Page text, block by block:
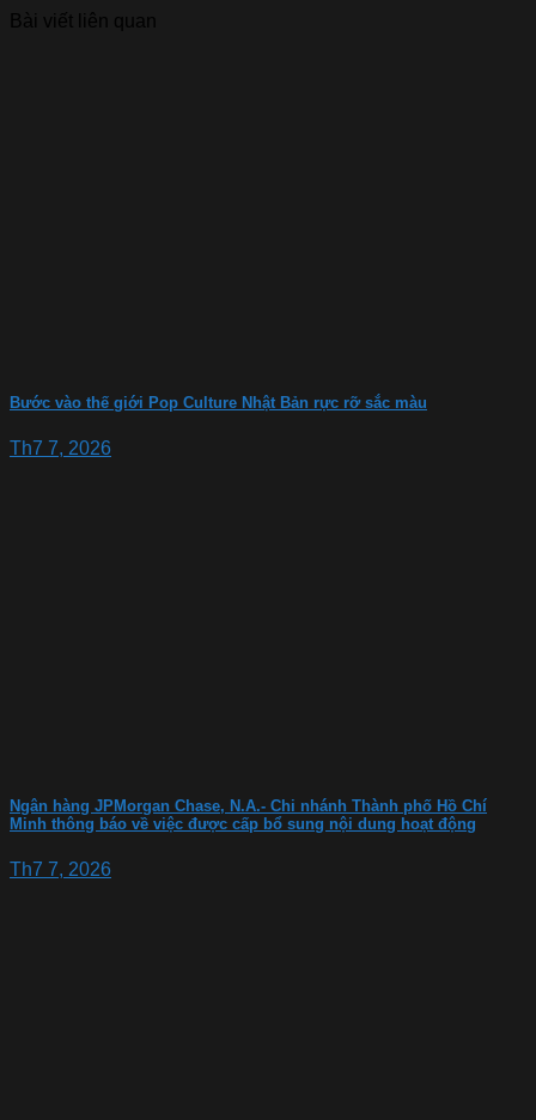
Bài viết liên quan
Bước vào thế giới Pop Culture Nhật Bản rực rỡ sắc màu
Th7 7, 2026
Ngân hàng JPMorgan Chase, N.A.- Chi nhánh Thành phố Hồ Chí
Minh thông báo về việc được cấp bổ sung nội dung hoạt động
Th7 7, 2026